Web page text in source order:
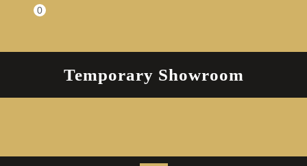
Einkaufswagen
0
Temporary Showroom